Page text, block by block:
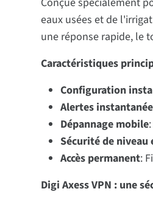
eaux usées et de
une réponse rapide, le
Caractéristiques
Configuration
Alertes
Dépannage mobile
Sécurité de niveau
Accès permanent:
Digi Axess VPN : une